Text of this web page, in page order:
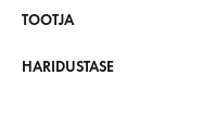
TOOTJA
HARIDUSTASE